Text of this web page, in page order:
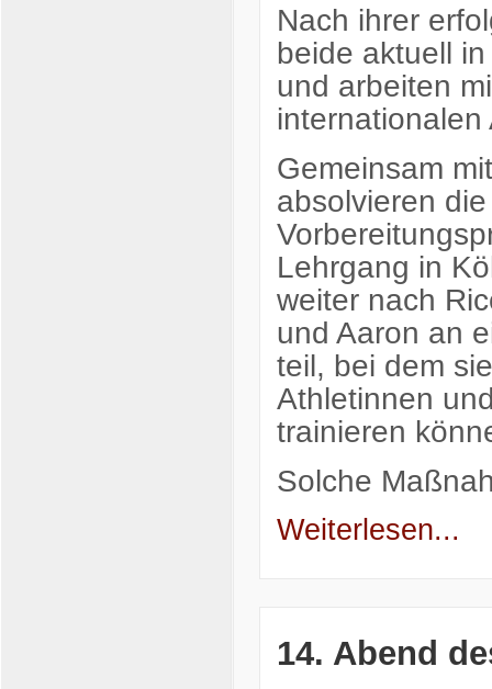
Nach ihrer
beide aktuell
und arbeiten
internationalen
Gemeinsam
absolvieren
Lehrgang in
weiter nach
und Aaron an
teil, bei dem
Athletinnen
trainieren
Solche
Weiterlesen...
14. Abend